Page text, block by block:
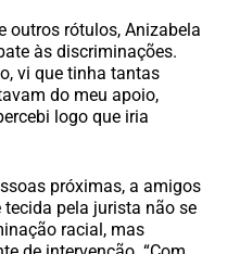
outros rótulos, Anizabela
às discriminações.
vi que tinha tantas
do meu apoio,
logo que iria
próximas, a amigos
tecida pela jurista não se
racial, mas